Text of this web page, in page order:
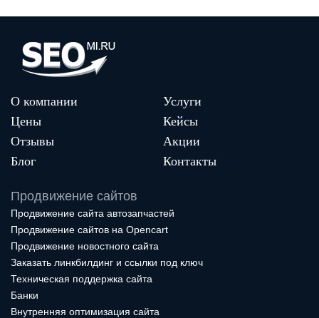
О компании
Услуги
Цены
Кейсы
Отзывы
Акции
Блог
Контакты
Продвижение сайтов
Продвижение сайта автозапчастей
Продвижение сайтов на Opencart
Продвижение новостного сайта
Заказать линкбилдинг и ссылки под ключ
Техническая поддержка сайта
Банки
Внутренняя оптимизация сайта